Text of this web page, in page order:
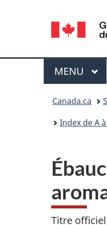
de
la
langue
Menu
MENU
Canada.ca
Index de A
Titre